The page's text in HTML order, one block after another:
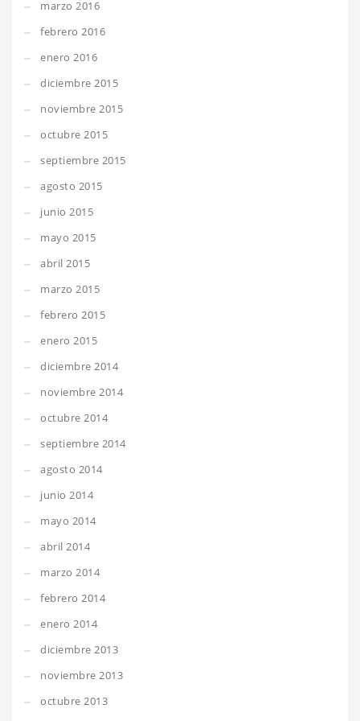
marzo 2016
febrero 2016
enero 2016
diciembre 2015
noviembre 2015
octubre 2015
septiembre 2015
agosto 2015
junio 2015
mayo 2015
abril 2015
marzo 2015
febrero 2015
enero 2015
diciembre 2014
noviembre 2014
octubre 2014
septiembre 2014
agosto 2014
junio 2014
mayo 2014
abril 2014
marzo 2014
febrero 2014
enero 2014
diciembre 2013
noviembre 2013
octubre 2013